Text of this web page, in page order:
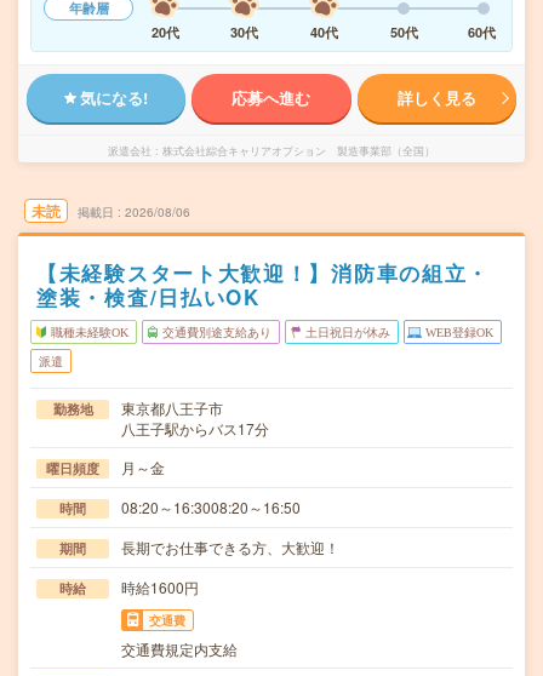
年齢層
20代
30代 40代 50代 60代
気になる! 応募へ進む 詳しく見る
派遣会社 株式会社綜合キャリアオプション 製造事業部（全国）
未読 掲載日 2026/08/06
【未経験スタート大歓迎！】消防車の組立・
塗装・検査/日払いOK
職種未経験OK 交通費別途支給あり 土日祝日が休み WEB登録OK
派遣
勤務地
東京都八王子市
八王子駅からバス17分
曜日頻度 月～金
時間 08:20～16:3008:20～16:50
期間 長期でお仕事できる方、大歓迎！
時給 時給1600円
交通費
交通費規定内支給